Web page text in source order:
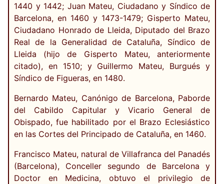
1440 y 1442; Juan Mateu, Ciudadano y Síndico de
Barcelona, en 1460 y 1473-1479; Gisperto Mateu,
Ciudadano Honrado de Lleida, Diputado del Brazo
Real de la Generalidad de Cataluña, Síndico de
Lleida (hijo de Gisperto Mateu, anteriormente
citado), en 1510; y Guillermo Mateu, Burgués y
Síndico de Figueras, en 1480.
Bernardo Mateu, Canónigo de Barcelona, Paborde
del Cabildo Capitular y Vicario General de
Obispado, fue habilitado por el Brazo Eclesiástico
en las Cortes del Principado de Cataluña, en 1460.
Francisco Mateu, natural de Villafranca del Panadés
(Barcelona), Conceller segundo de Barcelona y
Doctor en Medicina, obtuvo el privilegio de